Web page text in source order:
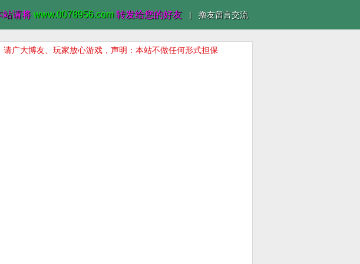
站请将 www.0078956.com 转发给您的好友 | 撸友留言交流
广大博友、玩家放心游戏，声明：本站不做任何形式担保